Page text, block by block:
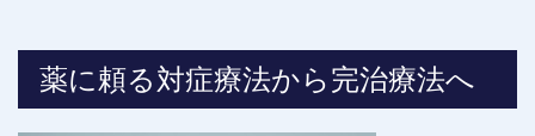
薬に頼る対症療法から完治療法へ